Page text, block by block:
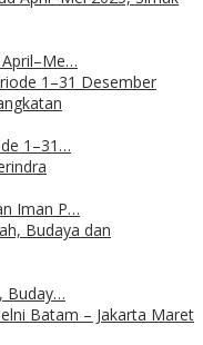
April–Me…
1–31…
Iman P…
Buday…